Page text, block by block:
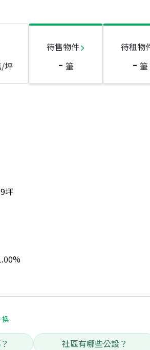
/坪
待售物件
- 筆
待租物
- 筆
坪
社區有哪些公設？